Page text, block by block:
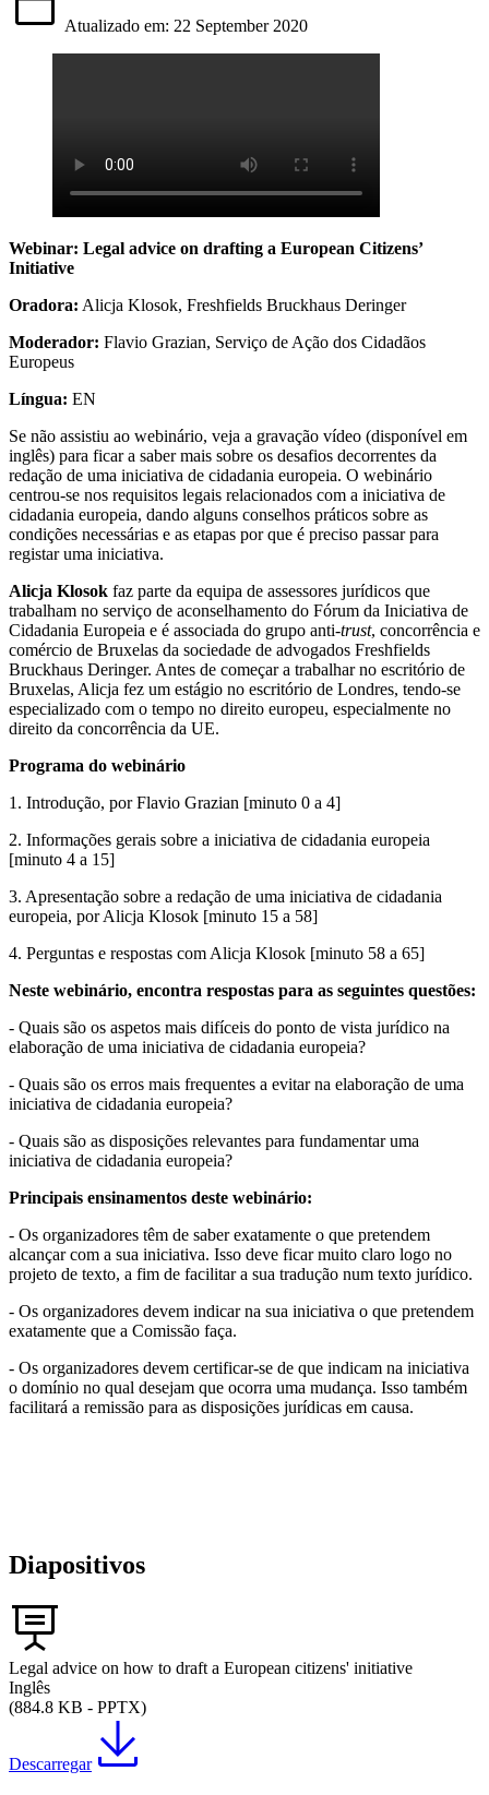
Atualizado em: 22 September 2020
Webinar: Legal advice on drafting a European Citizens’
Initiative
Oradora: Alicja Klosok, Freshfields Bruckhaus Deringer
Moderador: Flavio Grazian, Serviço de Ação dos Cidadãos
Europeus
Língua: EN
Se não assistiu ao webinário, veja a gravação vídeo (disponível em
inglês) para ficar a saber mais sobre os desafios decorrentes da
redação de uma iniciativa de cidadania europeia. O webinário
centrou-se nos requisitos legais relacionados com a iniciativa de
cidadania europeia, dando alguns conselhos práticos sobre as
condições necessárias e as etapas por que é preciso passar para
registar uma iniciativa.
Alicja Klosok faz parte da equipa de assessores jurídicos que
trabalham no serviço de aconselhamento do Fórum da Iniciativa de
Cidadania Europeia e é associada do grupo anti-trust, concorrência e
comércio de Bruxelas da sociedade de advogados Freshfields
Bruckhaus Deringer. Antes de começar a trabalhar no escritório de
Bruxelas, Alicja fez um estágio no escritório de Londres, tendo-se
especializado com o tempo no direito europeu, especialmente no
direito da concorrência da UE.
Programa do webinário
1. Introdução, por Flavio Grazian [minuto 0 a 4]
2. Informações gerais sobre a iniciativa de cidadania europeia
[minuto 4 a 15]
3. Apresentação sobre a redação de uma iniciativa de cidadania
europeia, por Alicja Klosok [minuto 15 a 58]
4. Perguntas e respostas com Alicja Klosok [minuto 58 a 65]
Neste webinário, encontra respostas para as seguintes questões:
- Quais são os aspetos mais difíceis do ponto de vista jurídico na
elaboração de uma iniciativa de cidadania europeia?
- Quais são os erros mais frequentes a evitar na elaboração de uma
iniciativa de cidadania europeia?
- Quais são as disposições relevantes para fundamentar uma
iniciativa de cidadania europeia?
Principais ensinamentos deste webinário:
- Os organizadores têm de saber exatamente o que pretendem
alcançar com a sua iniciativa. Isso deve ficar muito claro logo no
projeto de texto, a fim de facilitar a sua tradução num texto jurídico.
- Os organizadores devem indicar na sua iniciativa o que pretendem
exatamente que a Comissão faça.
- Os organizadores devem certificar-se de que indicam na iniciativa
o domínio no qual desejam que ocorra uma mudança. Isso também
facilitará a remissão para as disposições jurídicas em causa.
Diapositivos
Legal advice on how to draft a European citizens' initiative
Inglês
(884.8 KB - PPTX)
Descarregar